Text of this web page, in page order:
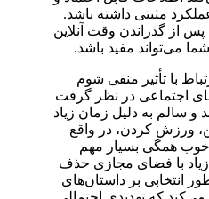
مثبتی داشته باشد.
از گذراندن وقت آنلاین
می‌تواند مفید باشد.
با تأثیر منفی شوم
اجتماعی در نظر گرفت
سالم به دلیل زمان زیاد
ورزش کردن، در واقع
همگی بسیار مهم
زیاد با فضای مجازی حذف
انتخابی بر داستان‌های